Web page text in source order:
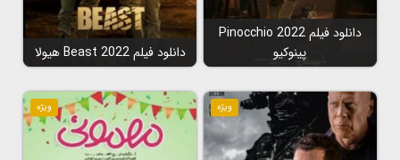
دانلود فیلم Pinocchio 2022
پینوکیو
دانلود فیلم Beast 2022 هیولا
ویژه ویژه